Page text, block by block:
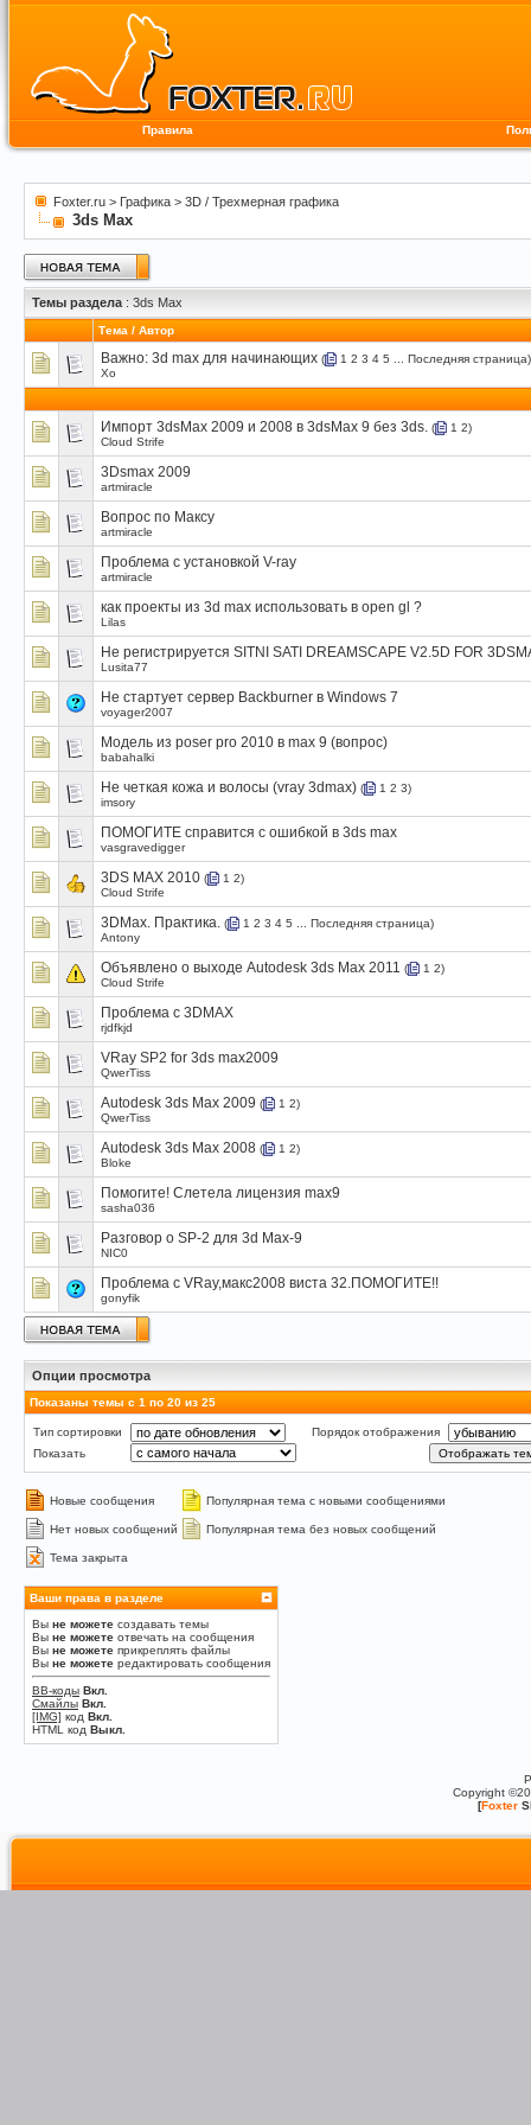
Правила
Foxter.ru > Графика > 3D / Трехмерная графика
3ds Max
Темы раздела : 3ds Max
Тема / Автор
Важно: 3d max для начинающих ( 1 2 3 4 5 Последняя страница)
Xo
Импорт 3dsMax 2009 и 2008 в 3dsMax 9 без 3ds. ( 1 2)
Cloud Strife
3Dsmax 2009
artmiracle
Вопрос по Максу
artmiracle
Проблема с установкой V-ray
artmiracle
как проекты из 3d max использовать в open gl ?
Lilas
Не регистрируется SITNI SATI DREAMSCAPE V2.5D FOR
Lusita77
Не стартует сервер Backburner в Windows 7
voyager2007
Модель из poser pro 2010 в max 9 (вопрос)
babahalki
Не четкая кожа и волосы (vray 3dmax) ( 1 2 3)
imsory
ПОМОГИТЕ справится с ошибкой в 3ds max
vasgravedigger
3DS MAX 2010 ( 1 2)
Cloud Strife
3DMax. Практика. ( 1 2 3 4 5 Последняя страница)
Antony
Объявлено о выходе Autodesk 3ds Max 2011 ( 1 2)
Cloud Strife
Проблема c 3DMAX
rjdfkjd
VRay SP2 for 3ds max2009
QwerTiss
Autodesk 3ds Max 2009 ( 1 2)
QwerTiss
Autodesk 3ds Max 2008 ( 1 2)
Bloke
Помогите! Слетела лицензия max9
sasha036
Разговор о SP-2 для 3d Max-9
NIC0
Проблема с VRay,макс2008 виста 32.ПОМОГИТЕ!!
gonyfik
Опции просмотра
Показаны темы с 1 по 20 из 25
Тип сортировки
Порядок отображения
Показать
Новые сообщения Популярная тема с новыми сообщениями
Нет новых сообщений Популярная тема без новых сообщений
Тема закрыта
Ваши права в разделе
Вы не можете создавать темы
Вы не можете отвечать на сообщения
Вы не можете прикреплять файлы
Вы не можете редактировать сообщения
BB-коды Вкл.
Смайлы Вкл.
[IMG] код Вкл.
HTML код Выкл.
Copyright
[Foxter